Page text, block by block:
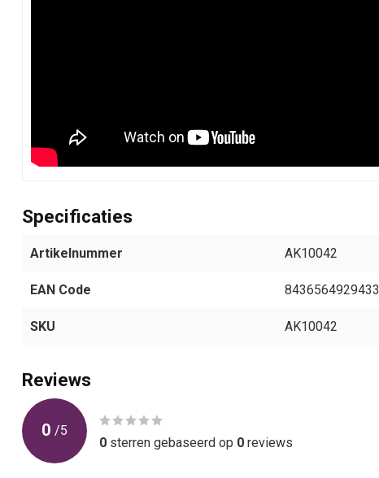
Specificaties
Artikelnummer AK10042
EAN Code 8436564929433
SKU AK10042
Reviews
0 /5
0 sterren gebaseerd op 0 reviews